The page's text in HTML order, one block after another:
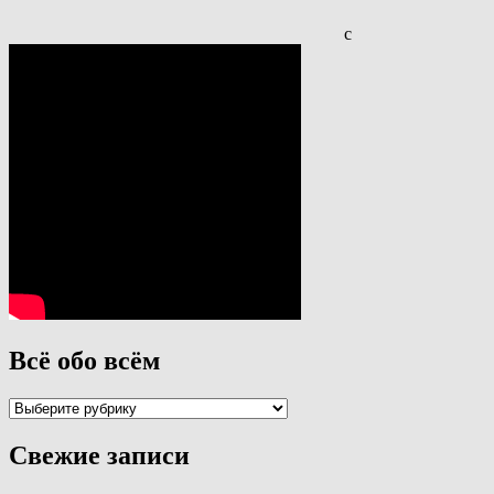
с
Всё обо всём
Всё
всём
Свежие записи